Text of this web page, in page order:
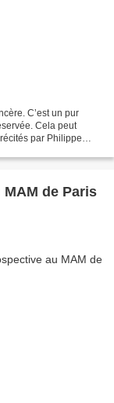
C’est un pur
Cela peut
par Philippe
au MAM de Paris